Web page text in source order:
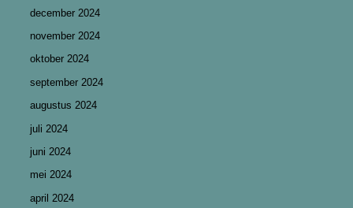
december 2024
november 2024
oktober 2024
september 2024
augustus 2024
juli 2024
juni 2024
mei 2024
april 2024